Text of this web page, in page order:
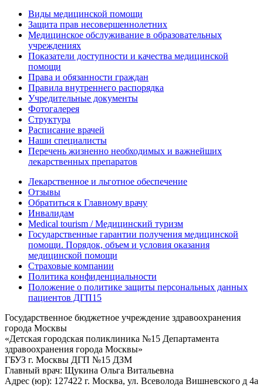
Виды медицинской помощи
Защита прав несовершеннолетних
Медицинское обслуживание в образовательных
учреждениях
Показатели доступности и качества медицинской
помощи
Права и обязанности граждан
Правила внутреннего распорядка
Учредительные документы
Фотогалерея
Структура
Расписание врачей
Наши специалисты
Перечень жизненно необходимых и важнейших
лекарственных препаратов
Лекарственное и льготное обеспечение
Отзывы
Обратиться к Главному врачу
Инвалидам
Medical tourism / Медицинский туризм
Государственные гарантии получения медицинской
помощи. Порядок, объем и условия оказания
медицинской помощи
Страховые компании
Политика конфиденциальности
Положение о политике защиты персональных данных
пациентов ДГП15
Государственное бюджетное учреждение здравоохранения
города Москвы
«Детская городская поликлиника №15 Департамента
здравоохранения города Москвы»
ГБУЗ г. Москвы ДГП №15 ДЗМ
Главный врач: Щукина Ольга Витальевна
Адрес (юр): 127422 г. Москва, ул. Всеволода Вишневского д 4а